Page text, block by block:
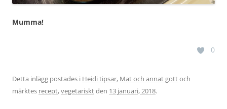
Mumma!
0
Detta inlägg postades i Heidi tipsar, Mat och annat gottoch
märktes recept,vegetarisktden 13 januari, 2018.